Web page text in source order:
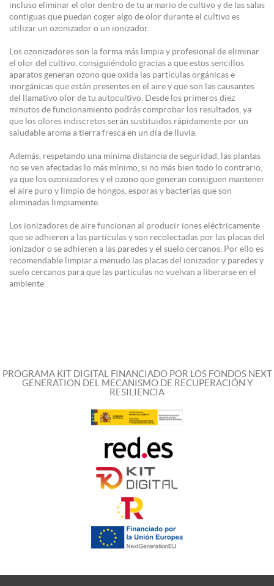
incluso eliminar el olor dentro de tu armario de cultivo y de las salas
contiguas que puedan coger algo de olor durante el cultivo es
utilizar un ozonizador o un ionizador.
Los ozonizadores son la forma más limpia y profesional de eliminar
el olor del cultivo, consiguiéndolo gracias a que estos sencillos
aparatos generan ozono que oxida las partículas orgánicas e
inorgánicas que están presentes en el aire y que son las causantes
del llamativo olor de tu autocultivo. Desde los primeros diez
minutos de funcionamiento podrás comprobar los resultados, ya
que los olores indiscretos serán sustituidos rápidamente por un
saludable aroma a tierra fresca en un día de lluvia.
Además, respetando una mínima distancia de seguridad, las plantas
no se ven afectadas lo más mínimo, si no más bien todo lo contrario,
ya que los ozonizadores y el ozono que generan consiguen mantener
el aire puro y limpio de hongos, esporas y bacterias que son
eliminadas limpiamente.
Los ionizadores de aire funcionan al producir iones eléctricamente
que se adhieren a las partículas y son recolectadas por las placas del
ionizador o se adhieren a las paredes y el suelo cercanos. Por ello es
recomendable limpiar a menudo las placas del ionizador y paredes y
suelo cercanos para que las partículas no vuelvan a liberarse en el
ambiente.
PROGRAMA KIT DIGITAL FINANCIADO POR LOS FONDOS NEXT
GENERATION DEL MECANISMO DE RECUPERACIÓN Y
RESILIENCIA